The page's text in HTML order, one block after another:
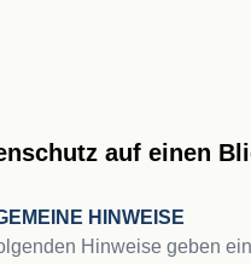
auf einen
HINWEISE
Hinweise geben